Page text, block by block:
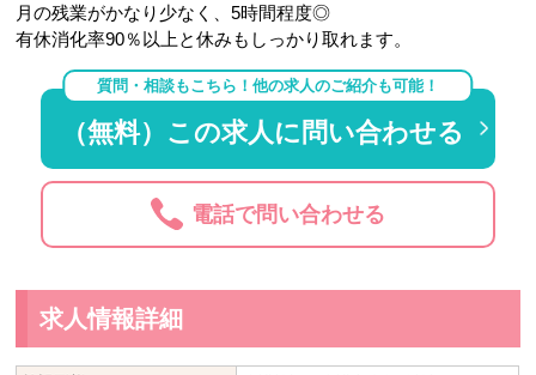
月の残業がかなり少なく、5時間程度◎
有休消化率90％以上と休みもしっかり取れます。
質問・相談もこちら！他の求人のご紹介も可能！
（無料）この求人に問い合わせる
電話で問い合わせる
求人情報詳細